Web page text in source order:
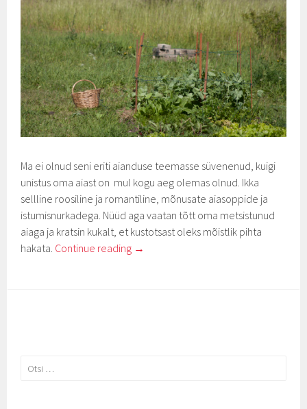
Ma ei olnud seni eriti aianduse teemasse süvenenud, kuigi
unistus oma aiast on mul kogu aeg olemas olnud. Ikka
sellline roosiline ja romantiline, mõnusate aiasoppide ja
istumisnurkadega. Nüüd aga vaatan tõtt oma metsistunud
aiaga ja kratsin kukalt, et kustotsast oleks mõistlik pihta
hakata. Continue reading →
Otsi: